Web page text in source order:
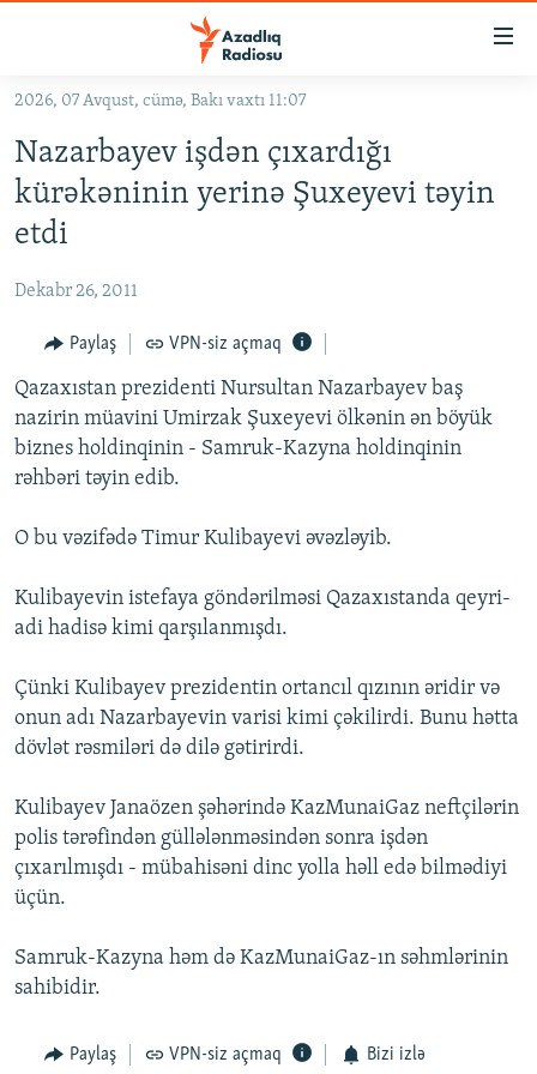
Əsas
qayıt
Əsas
naviqasiyaya
qayıt
Axtarışa
KORRUPSIOMETR
FƏRQƏ BAX
QANUNI DOĞRU
ARAŞDIRMA
MULTIMEDIA
VIDEO
KARIKATURA
RADIO ARXIV
İSLAM VƏ DEMOKRATIYA
İZ - MƏDƏNIYYƏT PROQRAMI
PEŞƏ ETIKASI VƏ JURNALISTIKA STANDARTLARIMIZ
MATERIALLARIMIZDAN ISTIFADƏ
AZADLIQRADIOSU MOBIL TELEFONUNUZDA
RFE/RL-in bütün saytları
2026, 07 Avqust, cümə, Bakı vaxtı 11:07
Nazarbayev işdən çıxardığı
kürəkəninin yerinə Şuxeyevi təyin
etdi
Dekabr 26, 2011
Paylaş VPN-siz açmaq
Qazaxıstan prezidenti Nursultan Nazarbayev baş
nazirin müavini Umirzak Şuxeyevi ölkənin ən böyük
biznes holdinqinin - Samruk-Kazyna holdinqinin
rəhbəri təyin edib.
O bu vəzifədə Timur Kulibayevi əvəzləyib.
Kulibayevin istefaya göndərilməsi Qazaxıstanda qeyri-
adi hadisə kimi qarşılanmışdı.
Çünki Kulibayev prezidentin ortancıl qızının əridir və
onun adı Nazarbayevin varisi kimi çəkilirdi. Bunu hətta
dövlət rəsmiləri də dilə gətirirdi.
Kulibayev Janaözen şəhərində KazMunaiGaz neftçilərin
polis tərəfindən güllələnməsindən sonra işdən
çıxarılmışdı - mübahisəni dinc yolla həll edə bilmədiyi
üçün.
Samruk-Kazyna həm də KazMunaiGaz-ın səhmlərinin
sahibidir.
Paylaş VPN-siz açmaq Bizi izlə